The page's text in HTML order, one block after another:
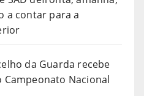
a contar para a
da Guarda recebe
Campeonato Nacional